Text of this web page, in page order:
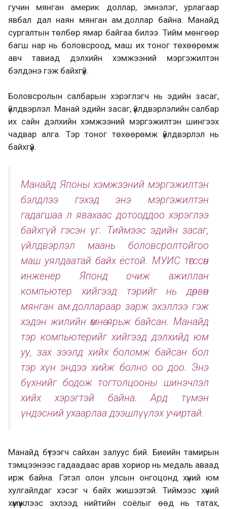
гучин мянган америк доллар, эмнэлэг, урлагаар
явбал дал наян мянган ам.доллар байна. Манайд
сургалтын төлбөр ямар байгаа билээ. Тийм мөнгөөр
багш нар нь боловсроод, маш их тоног төхөөрөмж
авч тавиад дэлхийн хэмжээний мэргэжилтэн
бэлдэнэ гэж байхгүй.
Боловсролын салбарын хэрэглэгч нь эдийн засаг,
үйлдвэрлэл. Манай эдийн засаг, үйлдвэрлэлийн салбар
их сайн дэлхийн хэмжээний мэргэжилтэн шингээх
чадвар алга. Тэр тоног төхөөрөмж үйлдвэрлэл нь
байхгүй.
Манайд Японы хэмжээний мэргэжилтэн
бэлдлээ гэхэд энэ мэргэжилтэн
гадагшаа л явахаас дотооддоо хэрэглээ
байхгүй гэсэн үг. Тиймээс эдийн засаг,
үйлдвэрлэл маань боловсролтойгоо
маш уялдаатай байх ёстой. МУИС төгссөн
инженер Японд очиж ажиллан
компьютер хийгээд тэрийг нь дөрвөн
мянган ам.доллараар зарж эхэллээ гэж
хэдэн жилийн өмнө ярьж байсан. Манайд
тэр компьютерийг хийгээд дэлхийд юм
уу, зах зээлд хийх боломж байсан бол
тэр хүн эндээ хийж болно оо доо. Энэ
бүхнийг бодож тогтолцооны шинэчлэл
хийх хэрэгтэй байна. Ард түмэн
үндэсний ухаарлаа дээшлүүлэх учиртай.
Манайд бүтээгч сайхан залуус бий. Биеийн тамирын
тэмцээнээс гадаадаас арав хориор нь медаль аваад
ирж байна. Гэтэл олон улсын онгоцонд хүний юм
хулгайлдаг хэсэг ч байх жишээтэй. Тиймээс хүний
хүмүүжлээс эхлээд нийтийн соёлыг өөд нь татах,